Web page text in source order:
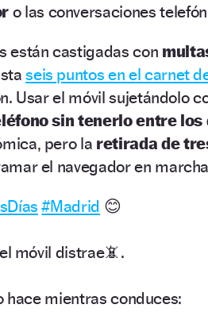
o las conversaciones
están castigadas con
seis puntos en el carnet
Usar el móvil sujetándolo
sin tenerlo entre los
pero la retirada de
el navegador en
#Madrid 😊
móvil distrae📵.
hace mientras conduces: